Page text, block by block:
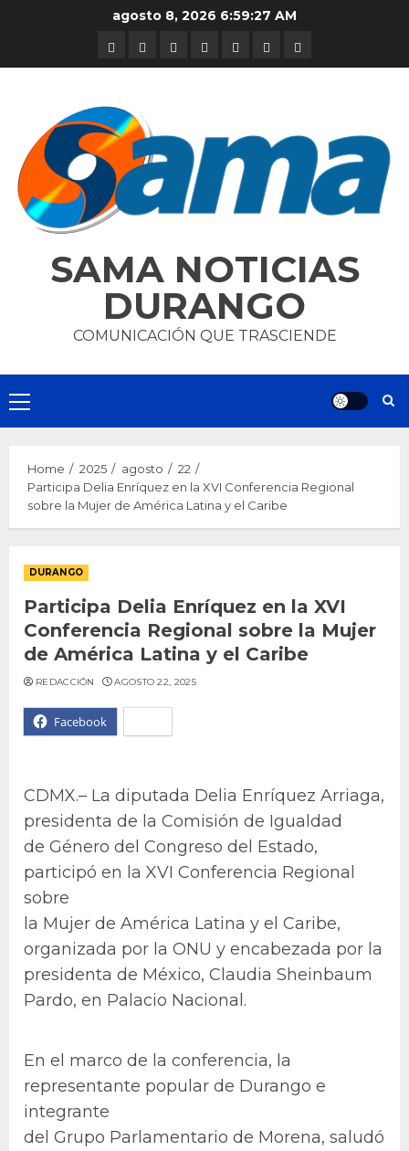
agosto 8, 2026 6:59:28 AM
DURANGO
NACIONAL
INTERNACIONAL
DEPORTES
ENTRETENIMIENTO
CIENCIA
Y
OPINION
SAMA NOTICIAS
DURANGO
COMUNICACIÓN QUE TRASCIENDE
Primary
Menu
Home 2025 agosto
22
Participa Delia Enríquez en la XVI Conferencia Regional
sobre la Mujer de América Latina y el Caribe
DURANGO
Participa Delia Enríquez en la XVI
Conferencia Regional sobre la Mujer
de América Latina y el Caribe
Facebook
REDACCIÓN AGOSTO 22, 2025
CDMX.– La diputada Delia Enríquez Arriaga,
presidenta de la Comisión de Igualdad
de Género del Congreso del Estado,
participó en la XVI Conferencia Regional
sobre
la Mujer de América Latina y el Caribe,
organizada por la ONU y encabezada por la
presidenta de México, Claudia Sheinbaum
Pardo, en Palacio Nacional.
En el marco de la conferencia, la
representante popular de Durango e
integrante
del Grupo Parlamentario de Morena, saludó